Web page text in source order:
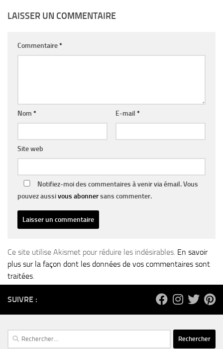
LAISSER UN COMMENTAIRE
Commentaire*
Nom * E-mail *
Site web
Notifiez-moi des commentaires à venir via émail. Vous
pouvez aussivous abonnersans commenter.
Ce site utilise Akismet pour réduire les indésirables. En savoir
plus sur la façon dont les données de vos commentaires sont
traitées
SUIVRE :
Rechercher :